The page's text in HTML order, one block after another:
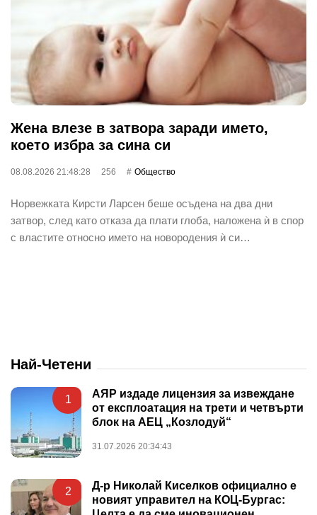
Жена влезе в затвора заради името,
което избра за сина си
08.08.2026 21:48:28 256 Общество
Норвежката Кирсти Ларсен беше осъдена на два дни
затвор, след като отказа да плати глоба, наложена ѝ в спор
с властите относно името на новородения ѝ си…
Най-Четени
1
АЯР издаде лицензия за извеждане
от експлоатация на трети и четвърти
блок на АЕЦ „Козлодуй“
31.07.2026 20:34:43
2
Д-р Николай Киселков официално е
новият управител на КОЦ-Бургас: